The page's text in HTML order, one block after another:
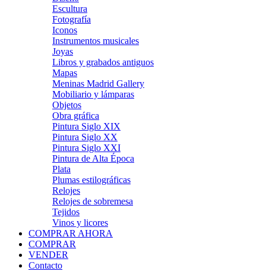
Escultura
Fotografía
Iconos
Instrumentos musicales
Joyas
Libros y grabados antiguos
Mapas
Meninas Madrid Gallery
Mobiliario y lámparas
Objetos
Obra gráfica
Pintura Siglo XIX
Pintura Siglo XX
Pintura Siglo XXI
Pintura de Alta Época
Plata
Plumas estilográficas
Relojes
Relojes de sobremesa
Tejidos
Vinos y licores
COMPRAR AHORA
COMPRAR
VENDER
Contacto